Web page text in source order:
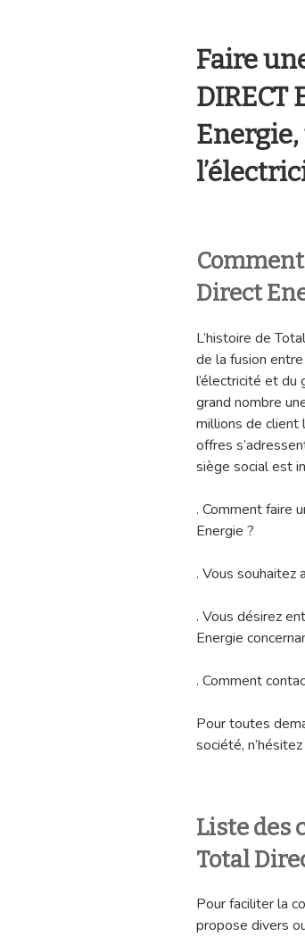
Faire
DIRECT
Direct
L’histoire de
de la fusion
l’électricité et
grand nombre
millions de client
offres
siège social est
. Comment faire
Energie ?
. Vous souhaitez
. Vous désirez
Energie
. Comment
Pour toutes
société,
Liste des
Total
Pour faciliter la
propose divers